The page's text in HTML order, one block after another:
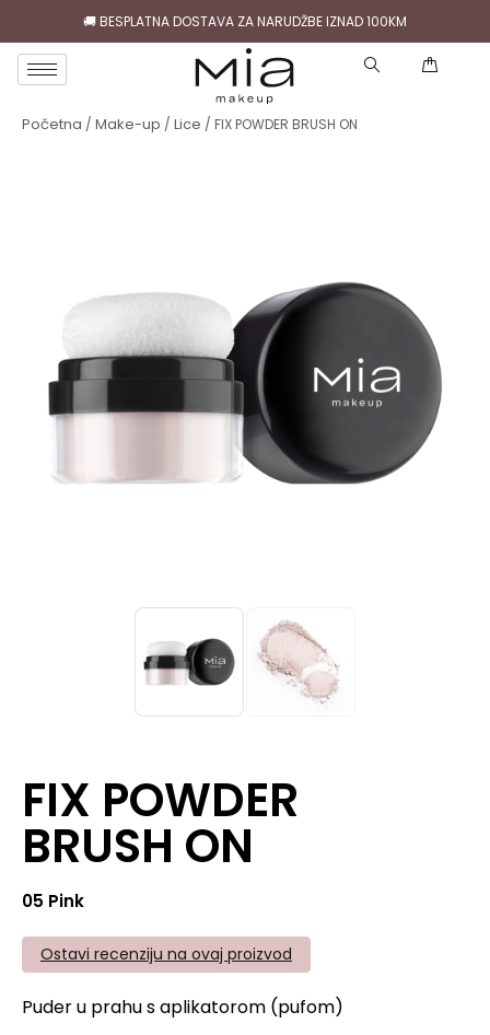
🚚 BESPLATNA DOSTAVA ZA NARUDŽBE IZNAD 100KM
Početna / Make-up / Lice / FIX POWDER BRUSH ON
FIX POWDER
BRUSH ON
05 Pink
Ostavi recenziju na ovaj proizvod
Puder u prahu s aplikatorom (pufom)